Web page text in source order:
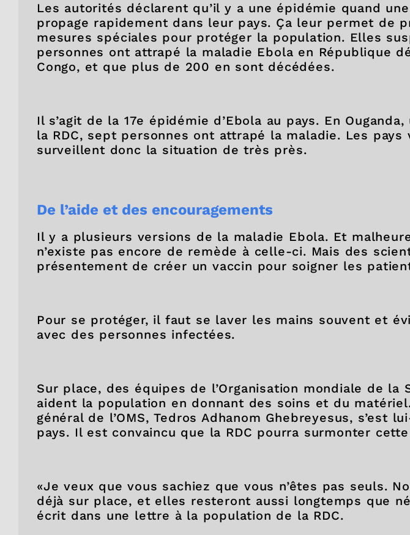
Les autorités déclarent qu’il y a une épidémie quand
propage rapidement dans leur pays. Ça leur permet de
mesures spéciales pour protéger la population. Elles
personnes ont attrapé la maladie Ebola en République
Congo, et que plus de 200 en sont décédées.
Il s’agit de la 17e épidémie d’Ebola au pays. En
la RDC, sept personnes ont attrapé la maladie. Les pays
surveillent donc la situation de très près.
De l’aide et des encouragements
Il y a plusieurs versions de la maladie Ebola. Et
n’existe pas encore de remède à celle-ci. Mais des
présentement de créer un vaccin pour soigner les
Pour se protéger, il faut se laver les mains souvent et
avec des personnes infectées.
Sur place, des équipes de l’Organisation mondiale de la
aident la population en donnant des soins et du
général de l’OMS, Tedros Adhanom Ghebreyesus, s’est
pays. Il est convaincu que la RDC pourra surmonter
«Je veux que vous sachiez que vous n’êtes pas seuls.
déjà sur place, et elles resteront aussi longtemps que
écrit dans une lettre à la population de la RDC.